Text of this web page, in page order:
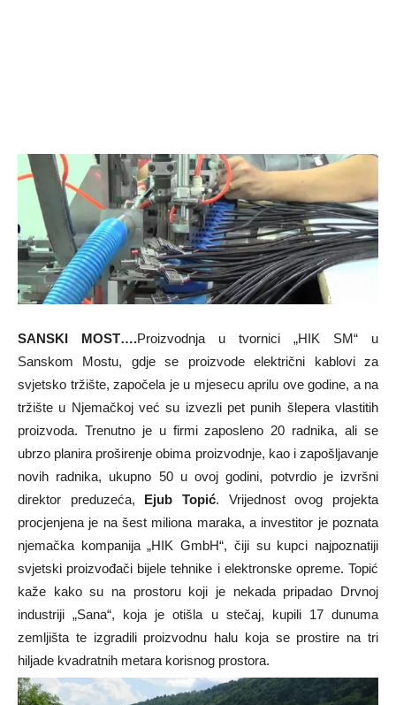
SANSKI MOST….Proizvodnja u tvornici „HIK SM“ u
Sanskom Mostu, gdje se proizvode električni kablovi za
svjetsko tržište, započela je u mjesecu aprilu ove godine, a na
tržište u Njemačkoj već su izvezli pet punih šlepera vlastitih
proizvoda. Trenutno je u firmi zaposleno 20 radnika, ali se
ubrzo planira proširenje obima proizvodnje, kao i zapošljavanje
novih radnika, ukupno 50 u ovoj godini, potvrdio je izvršni
direktor preduzeća, Ejub Topić. Vrijednost ovog projekta
procjenjena je na šest miliona maraka, a investitor je poznata
njemačka kompanija „HIK GmbH“, čiji su kupci najpoznatiji
svjetski proizvođači bijele tehnike i elektronske opreme. Topić
kaže kako su na prostoru koji je nekada pripadao Drvnoj
industriji „Sana“, koja je otišla u stečaj, kupili 17 dunuma
zemljišta te izgradili proizvodnu halu koja se prostire na tri
hiljade kvadratnih metara korisnog prostora.